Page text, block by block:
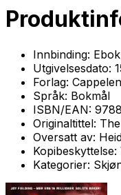
Innbinding: Ebok
Utgivelsesdato:
Forlag:
Språk: Bokmål
ISBN/EAN:
Originaltittel:
Oversatt av:
Kopibeskyttelse:
Kategorier: